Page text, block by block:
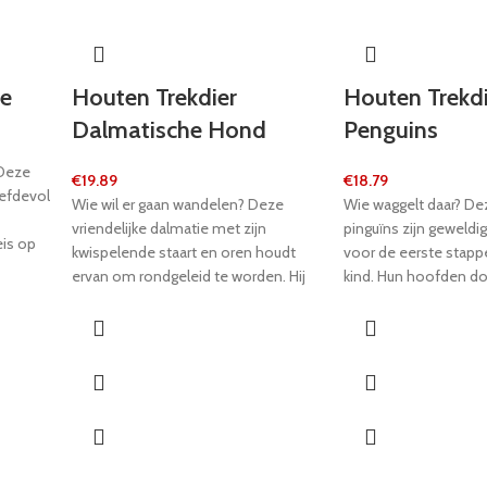
op
Houten Trekdier
Dalmatische Hond
€19.89
Wie wil er gaan wandelen? Deze
vriendelijke dalmatie met zijn
kwispelende staart en oren houdt
ervan om rondgeleid te worden. Hij
worden getrokken. Een geweldige
een kind. Ik ga met je mee waar je
maar wilt! Deze trouwe meegaande
en hij zal altijd klaarstaan ​​voor
Houten
Penguins
€18.79
Wie waggelt daar?
pinguïns zijn
voor de eerste
kind. Hun hoofden
getrokken en ze
afgewerkte wielen.
Penguins horen thuis
hoort thuis in elke